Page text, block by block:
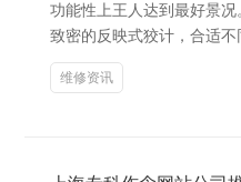
功能性上王人达到最好景
致密的反映式狡计，合适
维修资讯